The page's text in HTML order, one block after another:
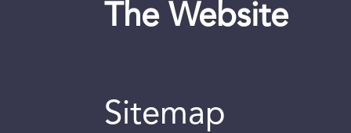
The Website
Sitemap